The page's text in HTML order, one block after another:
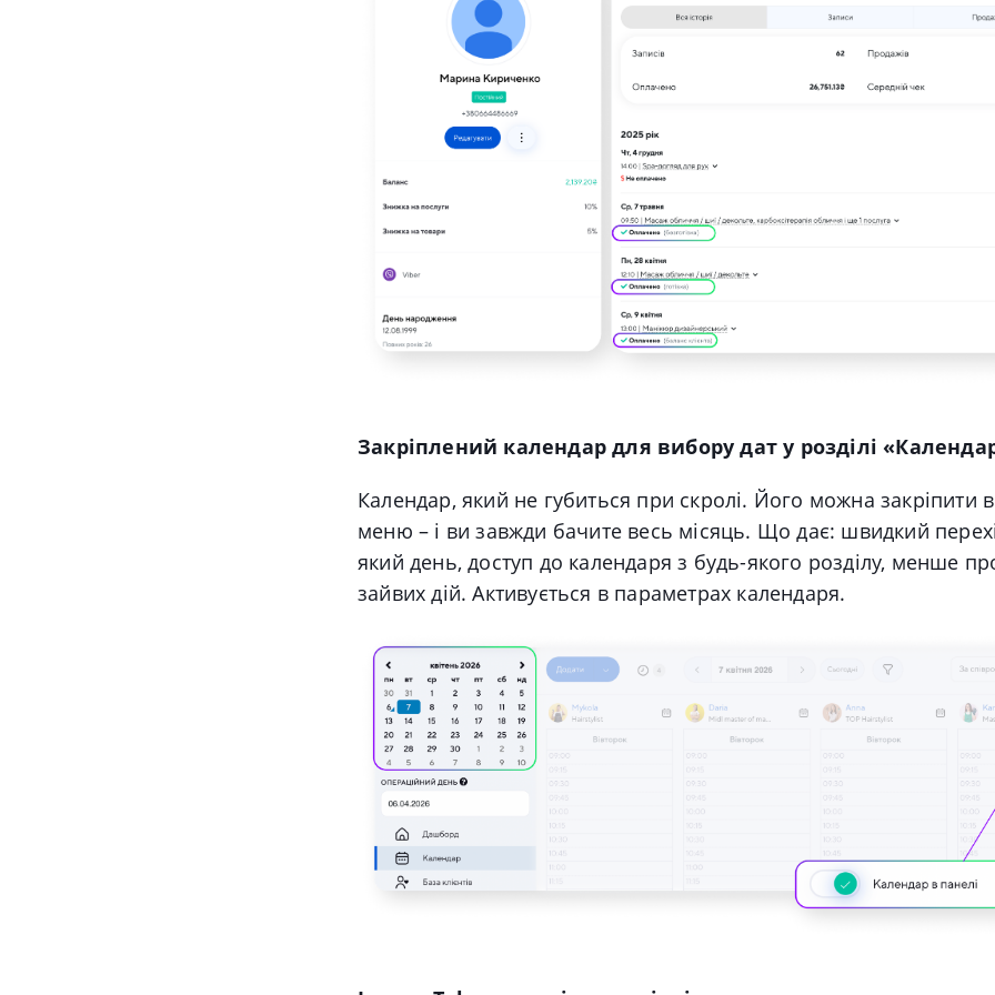
Закріплений календар для вибору дат у розділі
Календар, який не губиться при скролі. Його можна закріпити
меню – і ви завжди бачите весь місяць. Що дає: швидкий
який день, доступ до календаря з будь-якого розділу, менше
зайвих дій. Активується в параметрах календаря.